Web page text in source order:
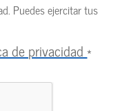
Puedes ejercitar tus
de privacidad*